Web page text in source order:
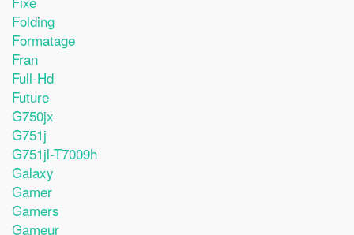
Folding
Formatage
Fran
Full-Hd
Future
G750jx
G751j
G751jl-T7009h
Galaxy
Gamer
Gamers
Gameur